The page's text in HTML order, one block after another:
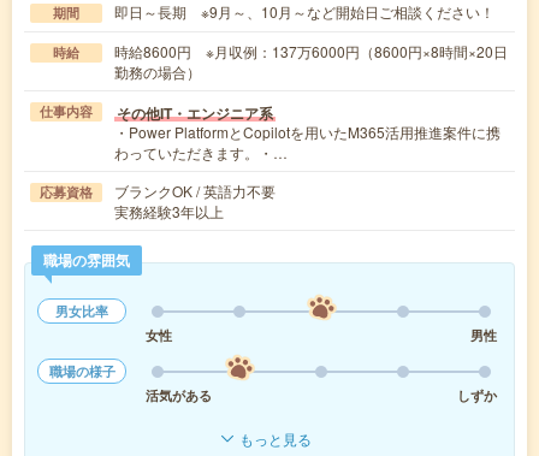
期間 即日～長期 ※9月～、10月～など開始日ご相談ください！
時給
時給8600円 ※月収例：137万6000円（8600円×8時間×20日
勤務の場合）
仕事内容 その他IT・エンジニア系
・Power PlatformとCopilotを用いたM365活用推進案件に携
わっていただきます。・…
応募資格
ブランクOK / 英語力不要
実務経験3年以上
職場の雰囲気
男女比率
女性
男性
職場の様子
活気がある
しずか
もっと見る